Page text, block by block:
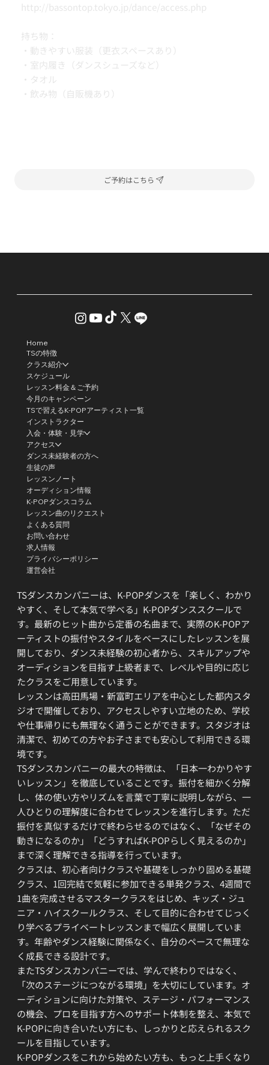
http://bassontop.tokyo.jp/dance/access.php
持ち物：
・動きやすい服装（更衣スペースあり）
・室内履き（ダンスシューズなど）
・タオル
・飲み物（自販機あり）
ご予約はこちら
TSダンスカンパニーは、K-POPダンスを「楽しく、わかり
やすく、そして本気で学べる」K-POPダンススクールで
す。最新のヒット曲から定番の名曲まで、実際のK-POPア
ーティストの振付やスタイルをベースにしたレッスンを展
開しており、ダンス未経験の初心者から、スキルアップや
オーディションを目指す上級者まで、レベルや目的に応じ
たクラスをご用意しています。
レッスンは高田馬場・新富町エリアを中心とした都内スタ
ジオで開催しており、アクセスしやすい立地のため、学校
や仕事帰りにも無理なく通うことができます。スタジオは
清潔で、初めての方やお子さまでも安心して利用できる環
境です。
TSダンスカンパニーの最大の特徴は、「日本一わかりやす
いレッスン」を徹底していることです。振付を細かく分解
し、体の使い方やリズムを言葉で丁寧に説明しながら、一
人ひとりの理解度に合わせてレッスンを進行します。ただ
振付を真似するだけで終わらせるのではなく、「なぜその
動きになるのか」「どうすればK-POPらしく見えるのか」
まで深く理解できる指導を行っています。
クラスは、初心者向けクラスや基礎をしっかり固める基礎
クラス、1回完結で気軽に参加できる単発クラス、4週間で
1曲を完成させるマスタークラスをはじめ、キッズ・ジュ
ニア・ハイスクールクラス、そして目的に合わせてじっく
り学べるプライベートレッスンまで幅広く展開していま
す。年齢やダンス経験に関係なく、自分のペースで無理な
く成長できる設計です。
またTSダンスカンパニーでは、学んで終わりではなく、
「次のステージにつながる環境」を大切にしています。オ
ーディションに向けた対策や、ステージ・パフォーマンス
の機会、プロを目指す方へのサポート体制を整え、本気で
K-POPに向き合いたい方にも、しっかりと応えられるスク
ールを目指しています。
K-POPダンスをこれから始めたい方も、もっと上手くなり
Home
TSの特徴
クラス紹介
スケジュール
レッスン料金＆ご予約
今月のキャンペーン
TSで習えるK-POPアーティスト一覧
インストラクター
入会・体験・見学
アクセス
ダンス未経験者の方へ
生徒の声
レッスンノート
オーディション情報
K-POPダンスコラム
レッスン曲のリクエスト
よくある質問
お問い合わせ
求人情報
プライバシーポリシー
運営会社